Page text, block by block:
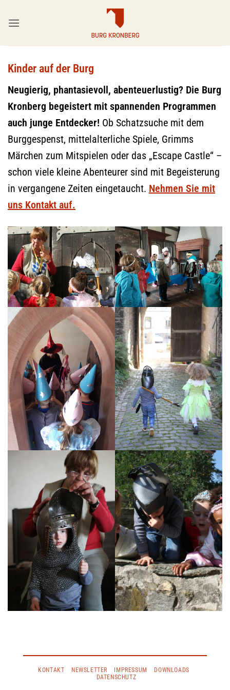
Inhalt
Kinder auf der Burg
Neugierig, phantasievoll, abenteuerlustig? Die Burg
Kronberg begeistert mit spannenden Programmen
auch junge Entdecker! Ob Schatzsuche mit dem
Burggespenst, mittelalterliche Spiele, Grimms
Märchen zum Mitspielen oder das „Escape Castle“ –
schon viele kleine Abenteurer sind mit Begeisterung
in vergangene Zeiten eingetaucht. Nehmen Sie mit
uns Kontakt auf.
KONTAKT NEWSLETTER IMPRESSUM
DOWNLOADS
DATENSCHUTZ